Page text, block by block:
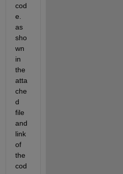
cod
e.
as
sho
wn
in
the
atta
che
d
file
and
link
of
the
cod